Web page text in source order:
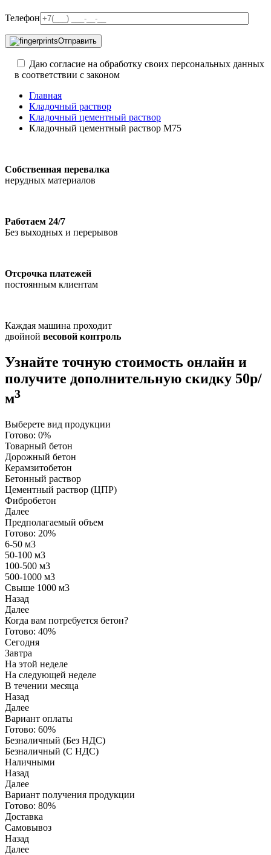
Телефон
Отправить
Даю согласие на обработку своих персональных данных
в соответствии с законом
Главная
Кладочный раствор
Кладочный цементный раствор
Кладочный цементный раствор М75
Собственная перевалка
нерудных материалов
Работаем 24/7
Без выходных и перерывов
Отсрочка платежей
постоянным клиентам
Каждая машина проходит
двойной весовой контроль
Узнайте точную стоимость онлайн и
получите дополнительную скидку 50р/
м3
Выберете вид продукции
Готово: 0%
Товарный бетон
Дорожный бетон
Керамзитобетон
Бетонный раствор
Цементный раствор (ЦПР)
Фибробетон
Далее
Предполагаемый объем
Готово: 20%
6-50 м3
50-100 м3
100-500 м3
500-1000 м3
Свыше 1000 м3
Назад
Далее
Когда вам потребуется бетон?
Готово: 40%
Сегодня
Завтра
На этой неделе
На следующей неделе
В течении месяца
Назад
Далее
Вариант оплаты
Готово: 60%
Безналичный (Без НДС)
Безналичный (С НДС)
Наличными
Назад
Далее
Вариант получения продукции
Готово: 80%
Доставка
Самовывоз
Назад
Далее